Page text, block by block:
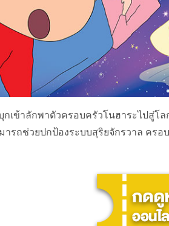
กเข้าลักพาตัวครอบครัวโนฮาระไปสู่โ
รถช่วยปกป้องระบบสุริยจักรวาล ครอ